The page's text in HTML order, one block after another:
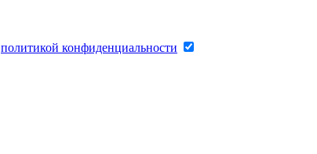
политикой конфиденциальности